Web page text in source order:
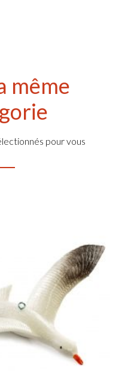
même
pour vous